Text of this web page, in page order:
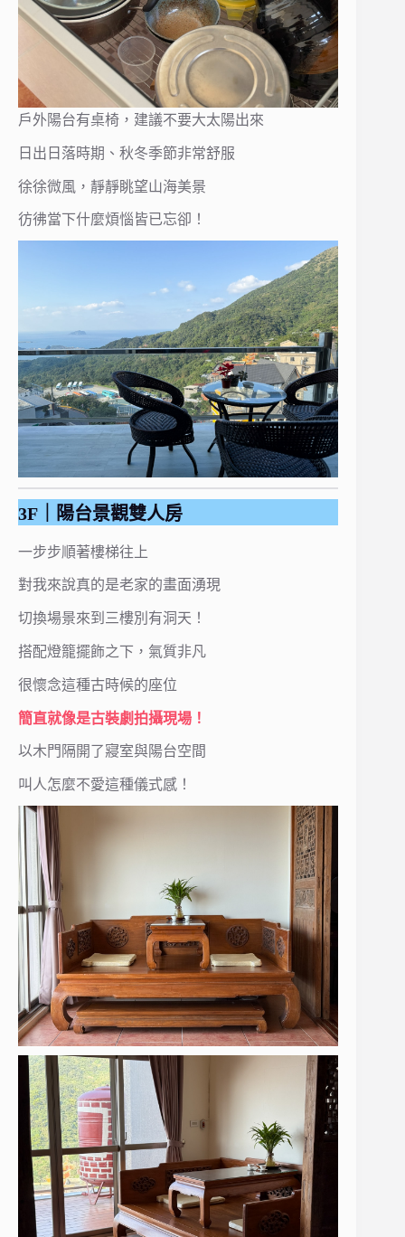
戶外陽台有桌椅，建議不要大太陽出來
日出日落時期、秋冬季節非常舒服
徐徐微風，靜靜眺望山海美景
彷彿當下什麼煩惱皆已忘卻！
3F｜陽台景觀雙人房
一步步順著樓梯往上
對我來說真的是老家的畫面湧現
切換場景來到三樓別有洞天！
搭配燈籠擺飾之下，氣質非凡
很懷念這種古時候的座位
簡直就像是古裝劇拍攝現場！
以木門隔開了寢室與陽台空間
叫人怎麼不愛這種儀式感！